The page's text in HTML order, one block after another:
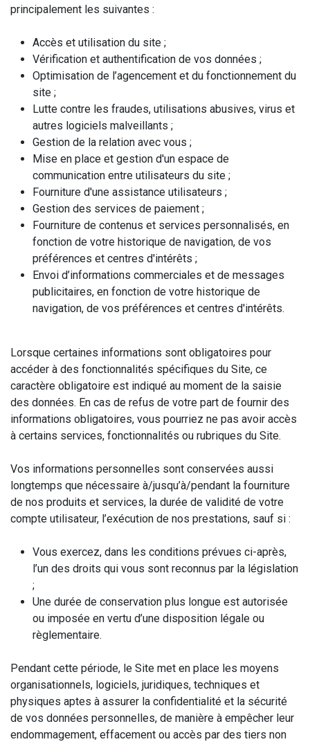
principalement les suivantes :
Accès et utilisation du site ;
Vérification et authentification de vos données ;
Optimisation de l’agencement et du fonctionnement du
site ;
Lutte contre les fraudes, utilisations abusives, virus et
autres logiciels malveillants ;
Gestion de la relation avec vous ;
Mise en place et gestion d'un espace de
communication entre utilisateurs du site ;
Fourniture d'une assistance utilisateurs ;
Gestion des services de paiement ;
Fourniture de contenus et services personnalisés, en
fonction de votre historique de navigation, de vos
préférences et centres d'intérêts ;
Envoi d’informations commerciales et de messages
publicitaires, en fonction de votre historique de
navigation, de vos préférences et centres d'intérêts.
Lorsque certaines informations sont obligatoires pour
accéder à des fonctionnalités spécifiques du Site, ce
caractère obligatoire est indiqué au moment de la saisie
des données. En cas de refus de votre part de fournir des
informations obligatoires, vous pourriez ne pas avoir accès
à certains services, fonctionnalités ou rubriques du Site.
Vos informations personnelles sont conservées aussi
longtemps que nécessaire à/jusqu’à/pendant la fourniture
de nos produits et services, la durée de validité de votre
compte utilisateur, l’exécution de nos prestations, sauf si :
Vous exercez, dans les conditions prévues ci-après,
l’un des droits qui vous sont reconnus par la législation
;
Une durée de conservation plus longue est autorisée
ou imposée en vertu d’une disposition légale ou
règlementaire.
Pendant cette période, le Site met en place les moyens
organisationnels, logiciels, juridiques, techniques et
physiques aptes à assurer la confidentialité et la sécurité
de vos données personnelles, de manière à empêcher leur
endommagement, effacement ou accès par des tiers non